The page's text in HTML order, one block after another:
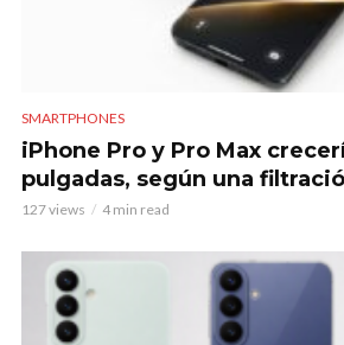
SMARTPHONES
iPhone Pro y Pro Max
pulgadas, según una
127 views 4 min read